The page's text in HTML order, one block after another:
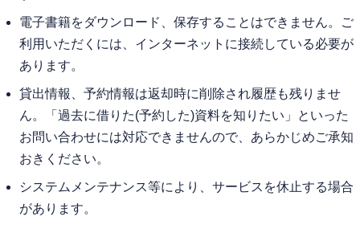
電子書籍をダウンロード、保存することはできません。ご
利用いただくには、インターネットに接続している必要が
あります。
貸出情報、予約情報は返却時に削除され履歴も残りませ
ん。「過去に借りた(予約した)資料を知りたい」といった
お問い合わせには対応できませんので、あらかじめご承知
おきください。
システムメンテナンス等により、サービスを休止する場合
があります。